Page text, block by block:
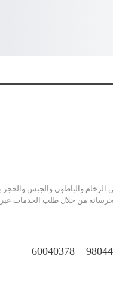
والباطون والجبس والحجر
من خلال طلب الخدمات عبر